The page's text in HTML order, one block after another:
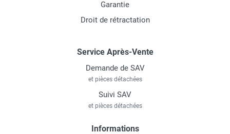
Garantie
Droit de rétractation
Service Après-Vente
Demande de SAV
et pièces détachées
Suivi SAV
et pièces détachées
Informations